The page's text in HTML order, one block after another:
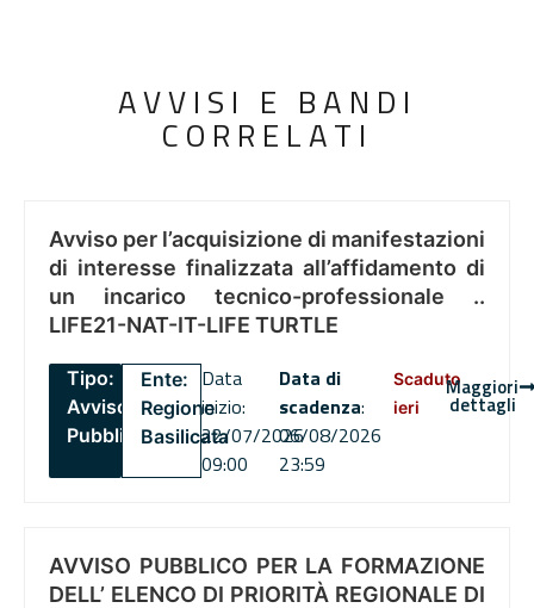
AVVISI E BANDI
CORRELATI
Avviso per l’acquisizione di manifestazioni
di interesse finalizzata all’affidamento di
un incarico tecnico-professionale ..
LIFE21-NAT-IT-LIFE TURTLE
Tipo:
Avviso
Pubblico
Ente:
Regione
Basilicata
Data
inizio:
22/07/2026
09:00
Data di
scadenza:
06/08/2026
23:59
Scaduto
ieri
Maggiori
dettagli
AVVISO PUBBLICO PER LA FORMAZIONE
DELL’ ELENCO DI PRIORITÀ REGIONALE DI